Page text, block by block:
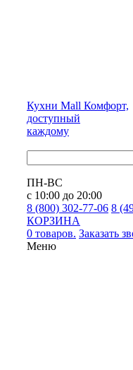
Кухни Mall Комфорт,
доступный
каждому
ПН-ВС
с 10:00 до 20:00
8 (800) 302-77-06 8
КОРЗИНА
0 товаров. Заказать
Меню